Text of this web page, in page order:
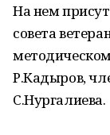
На нем
совета
Р.Кадыров,
С.Нургалиева.